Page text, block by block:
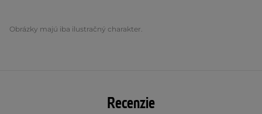
Obrázky majú iba ilustračný charakter.
Recenzie